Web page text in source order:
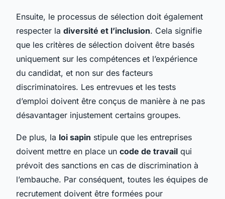
Ensuite, le processus de sélection doit également
respecter la diversité et l’inclusion. Cela signifie
que les critères de sélection doivent être basés
uniquement sur les compétences et l’expérience
du candidat, et non sur des facteurs
discriminatoires. Les entrevues et les tests
d’emploi doivent être conçus de manière à ne pas
désavantager injustement certains groupes.
De plus, la loi sapin stipule que les entreprises
doivent mettre en place un code de travail qui
prévoit des sanctions en cas de discrimination à
l’embauche. Par conséquent, toutes les équipes de
recrutement doivent être formées pour